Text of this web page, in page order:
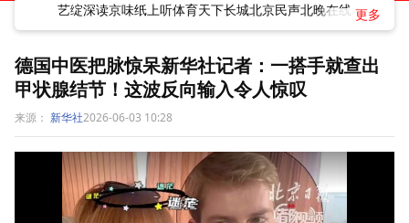
艺绽深读京味纸上听体育天下长城北京民声北晚在线
德国中医把脉惊呆新华社记者：一搭手就查出
甲状腺结节！这波反向输入令人惊叹
来源： 新华社2026-06-03 10:28